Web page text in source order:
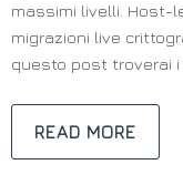
massimi livelli. Host-
migrazioni live
questo post troverai
READ MORE